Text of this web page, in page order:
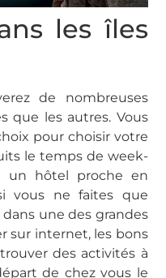
les îles
de nombreuses
que les autres. Vous
pour choisir votre
le temps de week-
un hôtel proche en
vous ne faites que
une des grandes
sur internet, les bons
des activités à
de chez vous le